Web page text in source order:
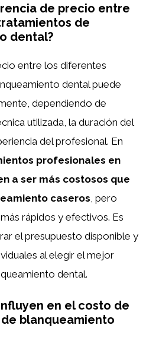
de precio entre
de
dental?
entre los diferentes
dental puede
dependiendo de
utilizada, la duración del
del profesional. En
profesionales en
a ser más costosos que
caseros , pero
rápidos y efectivos. Es
el presupuesto disponible y
al elegir el mejor
dental.
en el costo de
blanqueamiento